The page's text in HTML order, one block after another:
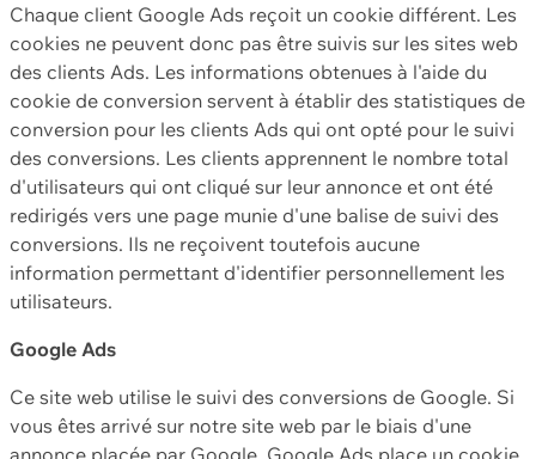
Chaque client Google Ads reçoit un cookie différent. Les
cookies ne peuvent donc pas être suivis sur les sites web
des clients Ads. Les informations obtenues à l'aide du
cookie de conversion servent à établir des statistiques de
conversion pour les clients Ads qui ont opté pour le suivi
des conversions. Les clients apprennent le nombre total
d'utilisateurs qui ont cliqué sur leur annonce et ont été
redirigés vers une page munie d'une balise de suivi des
conversions. Ils ne reçoivent toutefois aucune
information permettant d'identifier personnellement les
utilisateurs.
Google Ads
Ce site web utilise le suivi des conversions de Google. Si
vous êtes arrivé sur notre site web par le biais d'une